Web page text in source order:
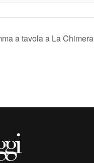
a tavola a La